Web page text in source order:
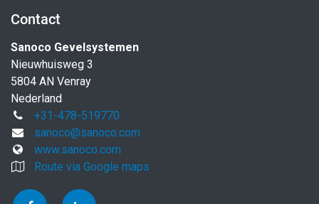
Contact
Sanoco Gevelsystemen
Nieuwhuisweg 3
5804 AN Venray
Nederland
+31-478-519770
sanoco@sanoco.com
www.sanoco.com
Route via Google maps